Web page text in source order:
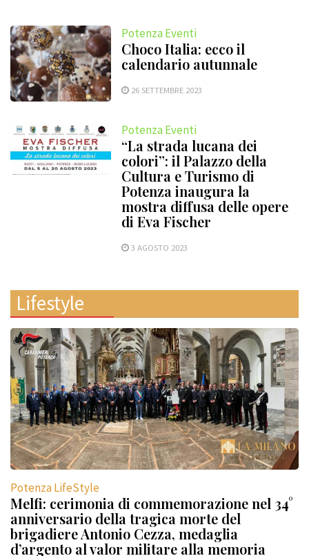
Potenza Eventi
Choco Italia: ecco il
calendario autunnale
26 SETTEMBRE 2023
Potenza Eventi
“La strada lucana dei
colori”: il Palazzo della
Cultura e Turismo di
Potenza inaugura la
mostra diffusa delle opere
di Eva Fischer
3 AGOSTO 2023
Lifestyle
Potenza LifeStyle
Melfi: cerimonia di commemorazione nel 34°
anniversario della tragica morte del
brigadiere Antonio Cezza, medaglia
d’argento al valor militare alla memoria